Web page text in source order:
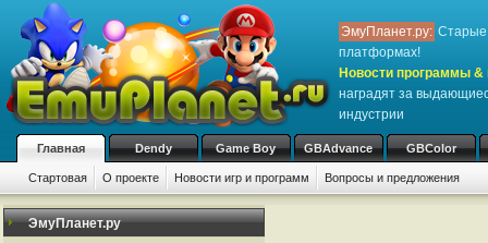
ЭмуПланет.ру: Старые
платформах!
Новости программы &
наградят за
индустрии
Главная Dendy Game Boy GBAdvance GBColor
Стартовая О проекте Новости игр и программ Вопросы и предложения
ЭмуПланет.ру